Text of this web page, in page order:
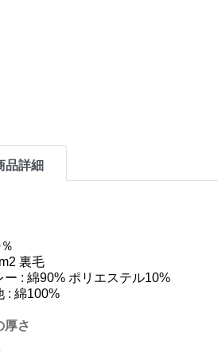
品詳細
裏毛
ー : 綿90% ポリエステル10%
: 綿100%
厚さ